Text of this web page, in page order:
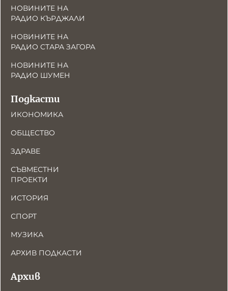
НОВИНИТЕ НА
РАДИО КЪРДЖАЛИ
НОВИНИТЕ НА
РАДИО СТАРА ЗАГОРА
НОВИНИТЕ НА
РАДИО ШУМЕН
Подкасти
ИКОНОМИКА
ОБЩЕСТВО
ЗДРАВЕ
СЪВМЕСТНИ
ПРОЕКТИ
ИСТОРИЯ
СПОРТ
МУЗИКА
АРХИВ ПОДКАСТИ
Архив